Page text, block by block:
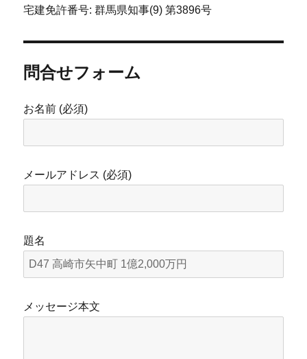
宅建免許番号: 群馬県知事(9) 第3896号
問合せフォーム
お名前 (必須)
メールアドレス (必須)
題名
メッセージ本文